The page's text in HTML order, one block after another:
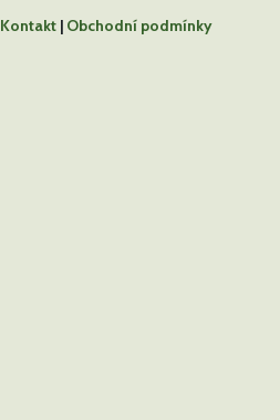
Kontakt | Obchodní podmínky